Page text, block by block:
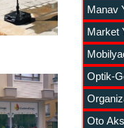
Manav
Market
Optik-
Oto